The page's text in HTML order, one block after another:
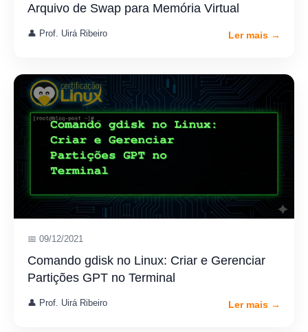
Arquivo de Swap para Memória Virtual
👤 Prof. Uirá Ribeiro Ler mais →
📅 09/12/2021
Comando gdisk no Linux: Criar e Gerenciar
Partições GPT no Terminal
👤 Prof. Uirá Ribeiro Ler mais →